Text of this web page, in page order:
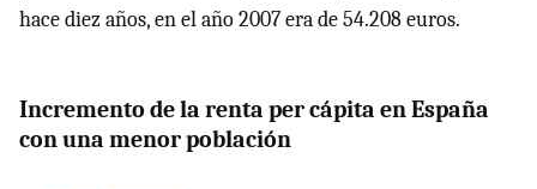
hace diez años, en el año 2007 era de 54.208 euros.
Incremento de la renta per cápita en España
con una menor población